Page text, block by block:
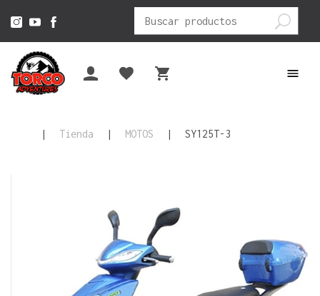
Buscar
por:
| Tienda | MOTOS | SY125T-3